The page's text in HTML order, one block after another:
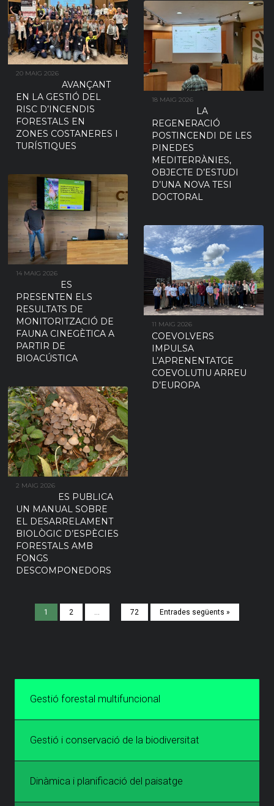
20 MAIG 2026
AVANÇANT
EN LA GESTIÓ DEL
RISC D’INCENDIS
FORESTALS EN
ZONES COSTANERES I
TURÍSTIQUES
18 MAIG 2026
LA
REGENERACIÓ
POSTINCENDI DE LES
PINEDES
MEDITERRÀNIES,
OBJECTE D’ESTUDI
D’UNA NOVA TESI
DOCTORAL
14 MAIG 2026
ES
PRESENTEN ELS
RESULTATS DE
MONITORITZACIÓ DE
FAUNA CINEGÈTICA A
PARTIR DE
BIOACÚSTICA
11 MAIG 2026
COEVOLVERS
IMPULSA
L’APRENENTATGE
COEVOLUTIU ARREU
D’EUROPA
2 MAIG 2026
ES PUBLICA
UN MANUAL SOBRE
EL DESARRELAMENT
BIOLÒGIC D’ESPÈCIES
FORESTALS AMB
FONGS
DESCOMPONEDORS
1 2 … 72 Entrades següents »
Gestió forestal multifuncional
Gestió i conservació de la biodiversitat
Dinàmica i planificació del paisatge